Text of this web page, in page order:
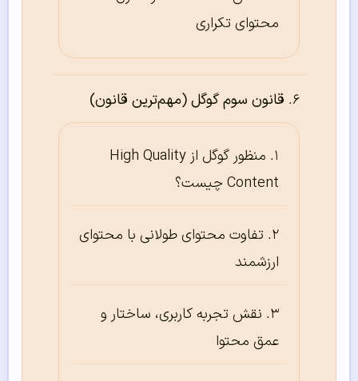
محتوای تکراری
قانون سوم گوگل (مهم‌ترین قانون)
منظور گوگل از High Quality
Content چیست؟
تفاوت محتوای طولانی با محتوای
ارزشمند
نقش تجربه کاربری، ساختار و
عمق محتوا